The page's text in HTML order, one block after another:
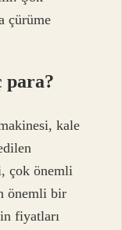
çürüme
para?
kale
çok önemli
önemli bir
fiyatları